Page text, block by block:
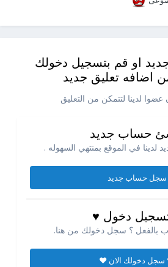
او قم بتسجيل دخولك
اضافه تعليق جديد
لدينا لتتمكن من التعليق
حساب جديد
في الموقع بمنتهي السهوله .
سجل حساب جديد
دخول ♥
بالفعل ؟ سجل دخولك من هنا.
دخولك الان ♥